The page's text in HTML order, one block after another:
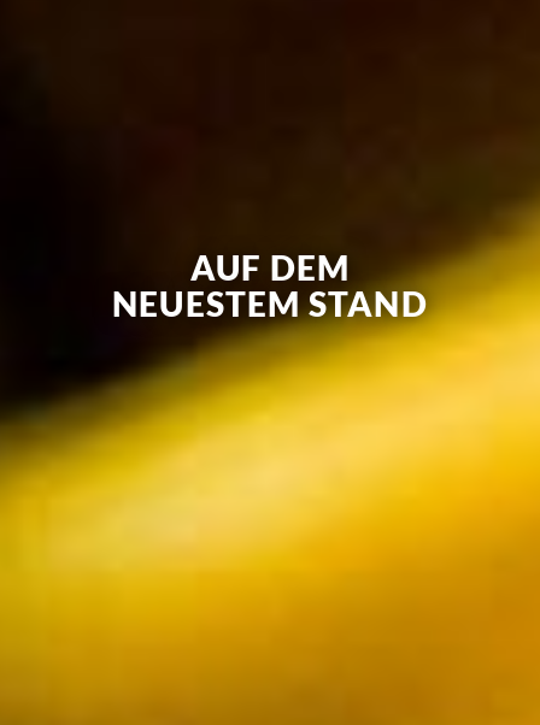
AUF DEM
NEUESTEM STAND